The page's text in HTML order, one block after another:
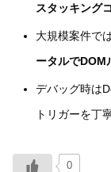
スタッキング
大規模案件で
ータルでDOM
デバッグ時は
トリガーを丁
0